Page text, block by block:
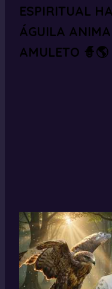
ESPIRITUAL
ÁGUILA
AMULETO 🧙🌎